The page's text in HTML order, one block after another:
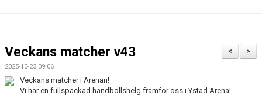
KALENDER
KONTAKT
>
<
Veckans matcher v43
2025-10-23 09:06
Veckans matcher i Arenan!
Vi har en fullspäckad handbollshelg framför oss i Ystad Arena!